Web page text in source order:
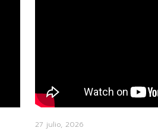
27 julio, 2026